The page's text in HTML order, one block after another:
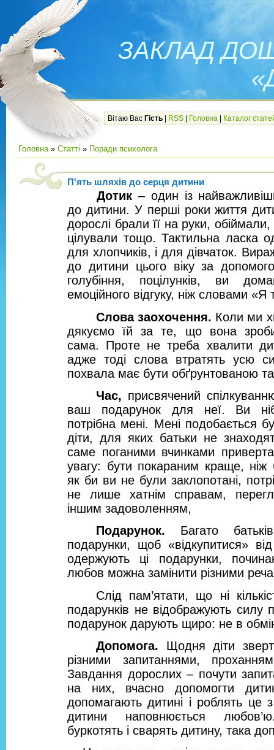
ЗАКЛАД
Вітаю Вас Гість RSS Головна Каталог
Головна» Статті » Поради психолога
П'ять шляхів до серця дитини
Дотик – один із
до дитини. У перші роки життя
дорослі брали її на руки,
цілували тощо. Тактильна ласка
для хлопчиків, і для дівчаток.
до дитини цього віку за
голубіння, поцілунків, ви
емоційного відгуку, ніж словами
Слова заохочення. Коли ми
дякуємо їй за те, що вона
сама. Проте не треба хвалити
адже тоді слова втратять усю
похвала має бути обґрунтованою
Час, присвячений
ваш подарунок для неї. Ви
потрібна мені. Мені подобається
діти, для яких батьки не
саме поганими вчинками
увагу: бути покараним краще, ніж
як би ви не були заклопотані,
не лише хатнім справам,
іншим задоволенням,
Подарунок.
Багато
подарунки, щоб «відкупитися»
одержують ці подарунки,
любов можна замінити різними
Слід пам’ятати, що ні
подарунків не відображують силу
подарунок дарують щиро: не в
Допомога.
Щодня діти
різними запитаннями,
Завдання дорослих – почути
на них, вчасно допомогти
допомагають дитині і роблять це
дитини наповнюється
буркотять і сварять дитину, така